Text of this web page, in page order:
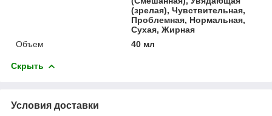
(зрелая), Чувствительная,
Проблемная, Нормальная,
Сухая, Жирная
Объем
40 мл
Скрыть
Условия доставки